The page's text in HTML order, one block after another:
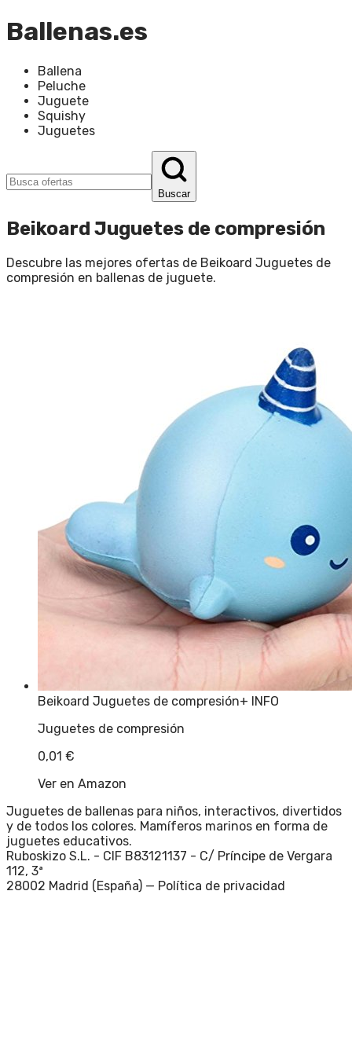
Ballenas.es
Ballena
Peluche
Juguete
Squishy
Juguetes
Buscar
Beikoard Juguetes de compresión
Descubre las mejores ofertas de Beikoard Juguetes de
compresión en ballenas de juguete.
Beikoard Juguetes de compresión+ INFO
Juguetes de compresión
0,01 €
Ver en Amazon
Juguetes de ballenas para niños, interactivos, divertidos
y de todos los colores. Mamíferos marinos en forma de
juguetes educativos.
Ruboskizo S.L. - CIF B83121137 - C/ Príncipe de Vergara
112, 3ª
28002 Madrid (España) — Política de privacidad